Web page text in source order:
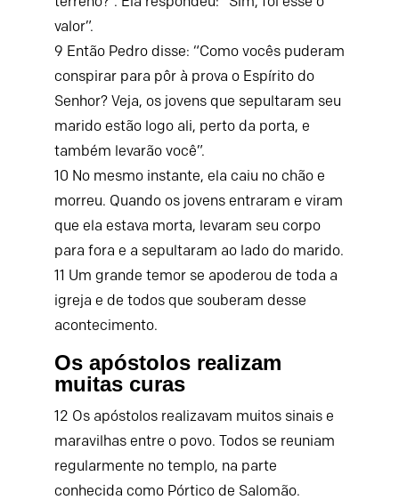
valor”.
9 Então Pedro disse: “Como vocês puderam
conspirar para pôr à prova o Espírito do
Senhor? Veja, os jovens que sepultaram seu
marido estão logo ali, perto da porta, e
também levarão você”.
10 No mesmo instante, ela caiu no chão e
morreu. Quando os jovens entraram e viram
que ela estava morta, levaram seu corpo
para fora e a sepultaram ao lado do marido.
11 Um grande temor se apoderou de toda a
igreja e de todos que souberam desse
acontecimento.
Os apóstolos realizam
muitas curas
12 Os apóstolos realizavam muitos sinais e
maravilhas entre o povo. Todos se reuniam
regularmente no templo, na parte
conhecida como Pórtico de Salomão.